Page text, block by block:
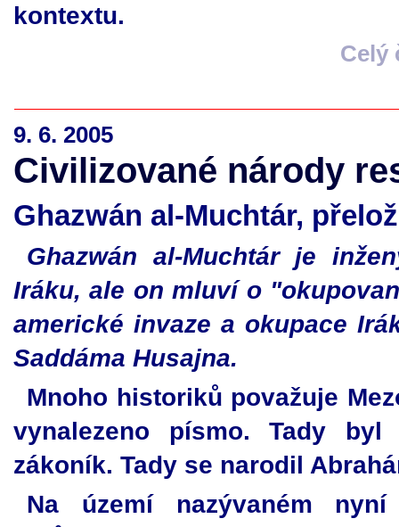
kontextu.
Celý
9. 6. 2005
Civilizované národy
Ghazwán al-Muchtár,
Ghazwán al-Muchtár je
Iráku, ale on mluví o
americké invaze a okupace
Saddáma Husajna.
Mnoho historiků považuje
vynalezeno písmo. Tady
zákoník. Tady se narodil
Na území nazývaném